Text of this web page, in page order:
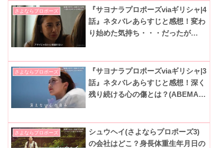
さよならプロポーズ
『サヨナラプロポーズviaギリシャ|4
話』ネタバレあらすじと感想！変わ
り始めた気持ち・・・だったが
さよならプロポーズ
『サヨナラプロポーズviaギリシャ|3
話』ネタバレあらすじと感想！深く
残り続ける心の傷とは？(ABEMA|
さよならプロポーズ
シュウヘイ(さよならプロポーズ3)
の会社はどこ？身長体重生年月日の